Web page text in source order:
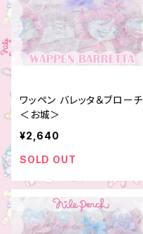
ワッペン バレッタ＆ブローチ
＜お城＞
¥2,640
SOLD OUT